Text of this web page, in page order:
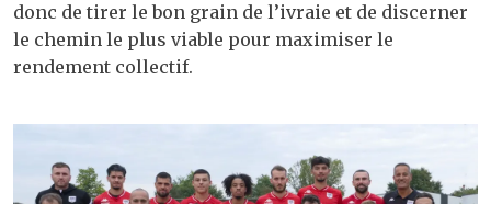
donc de tirer le bon grain de l’ivraie et de discerner
le chemin le plus viable pour maximiser le
rendement collectif.